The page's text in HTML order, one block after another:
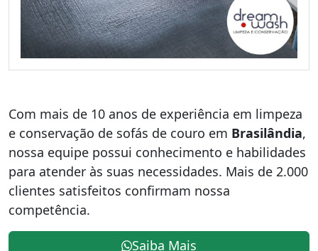
Com mais de 10 anos de experiência em limpeza
e conservação de sofás de couro em Brasilândia,
nossa equipe possui conhecimento e habilidades
para atender às suas necessidades. Mais de 2.000
clientes satisfeitos confirmam nossa
competência.
Saiba Mais